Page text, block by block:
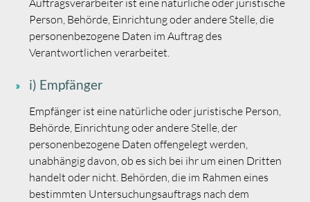
Person, Behörde, Einrichtung oder andere Stelle, die
personenbezogene Daten im Auftrag des
Verantwortlichen verarbeitet.
i) Empfänger
Empfänger ist eine natürliche oder juristische Person,
Behörde, Einrichtung oder andere Stelle, der
personenbezogene Daten offengelegt werden,
unabhängig davon, ob es sich bei ihr um einen Dritten
handelt oder nicht. Behörden, die im Rahmen eines
bestimmten Untersuchungsauftrags nach dem